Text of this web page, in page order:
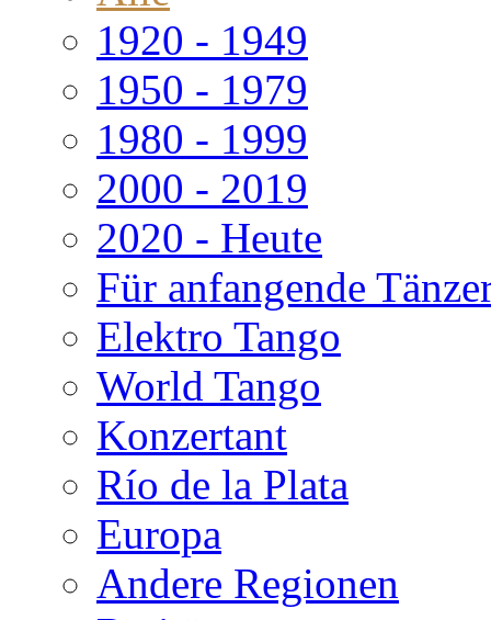
1920 - 1949
1950 - 1979
1980 - 1999
2000 - 2019
2020 - Heute
Für anfangende
Elektro Tango
World Tango
Konzertant
Río de la Plata
Europa
Andere Regionen